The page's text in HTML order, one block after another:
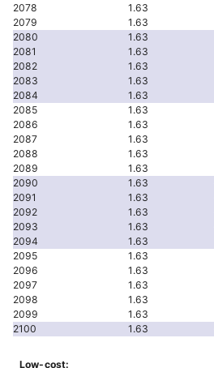
2078
1.63
2079
1.63
2080
1.63
2081
1.63
2082
1.63
2083
1.63
2084
1.63
2085
1.63
2086
1.63
2087
1.63
2088
1.63
2089
1.63
2090
1.63
2091
1.63
2092
1.63
2093
1.63
2094
1.63
2095
1.63
2096
1.63
2097
1.63
2098
1.63
2099
1.63
2100
1.63
Low-cost: